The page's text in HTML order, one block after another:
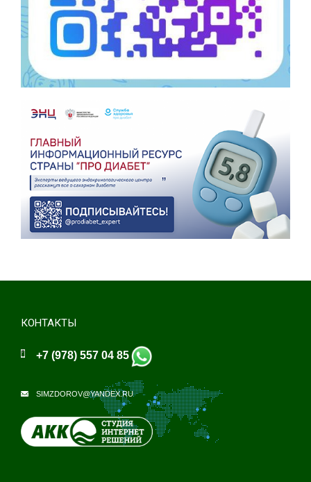
КОНТАКТЫ
+7 (978) 557 04 85
SIMZDOROV@YANDEX.RU